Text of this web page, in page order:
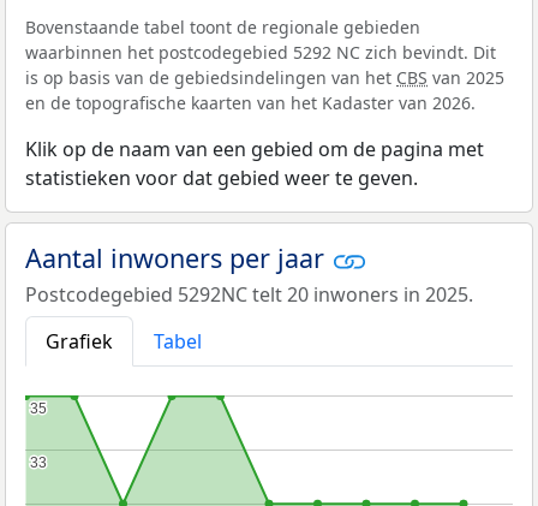
Bovenstaande tabel toont de regionale gebieden
waarbinnen het postcodegebied 5292 NC zich bevindt. Dit
is op basis van de gebiedsindelingen van het CBS van 2025
en de topografische kaarten van het Kadaster van 2026.
Klik op de naam van een gebied om de pagina met
statistieken voor dat gebied weer te geven.
Aantal inwoners per jaar
Postcodegebied 5292NC telt 20 inwoners in 2025.
Grafiek
Tabel
33
33
35
35